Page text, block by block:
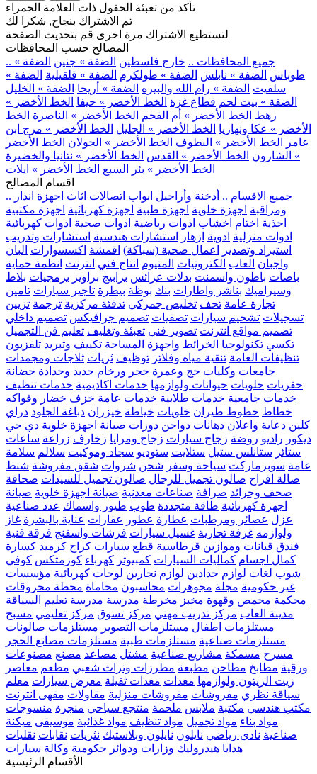
تأكد من تعبئة الحقول ذات العلامة الحمراء
تم الاشتراك بنجاح, شكرا لك
لتستطيع الاشتراك مرة اخرى قم بتحديث الصفحة
المصالح حسب المحافظات
.. جميع المحافظات .. خارج فلسطين الضفة » جنين الضفة »
طوباس الضفة » نابلس الضفة » طولكرم الضفة » قلقيلية الضفة »
سلفيت الضفة » رام الله والبيره الضفة » أريحا الضفة » الخليل
الضفة » بيت لحم قطاع غزة الخط الأخضر » حيفا الخط الأخضر »
رهط الخط الأخضر » أم الفحم الخط الأخضر » الناصرة الخط
الأخضر » عكا ونهاريا الخط الأخضر » الجليل الخط الأخضر » مرج ابن
عامر
الخط الأخضر » البطوف الخط الأخضر » الجولان الخط الأخضر
» الشارون الخط الأخضر » القدس الخط الأخضر » نتانيا والخضيرة
الخط الأخضر » بئر السبع الخط الأخضر » ايلات
اقسام المصالح
.. جميع الاقسام .. أدخنة وأراجيل ابواب اتصالات اثاث اجهزة انذار
ومراقبة اجهزة خلوية اجهزة طبية اجهزة كهربائية اجهزة مكتبية
احذية اختام اخشاب ادوات رياضية ادوات صحية ادوات كهربائية
ادوات منزلية ادوية ازهار استشارات هندسية استشارات وتدريب
استيراد وتصدير
اعمال صحية (سباكة) اقمشة اكسسوارات البان
واجبان العاب الكترونيات المنيوم انتاج فني انترنت انظمة حماية
باصات باطون واسمنت بدلات عرائس برابيج براويز برمجيات بلاط
وسيراميك بناشر واطارات بنك بوظة بيطرة تاجير سيارات تامين
تجارة عامة تحف تخليص جمركي تدفئة مركزية ترجمة تزيين
تسجيلات تشحيم سيارات تصفيات تصميم جرافيكس تصميم داخلي
تصميم مواقع انترنت تصوير فني تعبئة وتغليف تعليم فن التجميل
تكسي تكنولوجيا الخرائط واجهزة المساحة تكييف وتبريد تلفزيون
تنظيفات العامة تنقية مياه وفلاتر توظيف ثريات ثلاجات ومجمدات
جامعات وكليات حج وعمرة حجر ورخام حديد وحدادة حضانة
حفريات حلويات حيوانات ولوازمها خدمات اكاديمية خدمات تنظيف
خدمات جامعية خدمات طلابية خدمات عامة خزف خضار وفواكه
خطاط خطوط طيران خلويات خياطة خيزران دباغة الجلود دراي
كلين دعاية واعلان دهانات دواجن دورات صيانة اجهزة خلوية دي جي
ديكور راديو روضة زجاج سيارات زجاج ومرايا زخارف زراعة ساعات
ستائر ستانلس ستيل ستلايت ستوديو سجاد وموكيت سلالم سلامة
عامة سوبرماركت سياحة وسفر شحن شروات شقق مفروشة شنط
صالة افراح صالون تجميل للرجال صالون تجميل للسيدات صحافة
صحف وجرائد صرافة صناعات معدنية صيانة اجهزة خلوية صيانة
اجهزة كهربائية طاقة متجددة طوب طيور واسماك عدد صناعية
عزل عصائر ومرطبات عطارة عطور عقارات عناية بالبشرة غاز
ولوازمه غرفة تجارية غسيل سيارات فرشات واسفنج فرقة فنية
فندق قبانات وموازين قرطاسية قطع سيارات كراج كرميد كسارة
كمال اجسام كماليات السيارات كمبيوتر كهرباء كوزمتكس كوفي
شوب لغات لوازم حدادين لوازم نجارين لوحات كهربائية مؤسسات
غير حكومية مجلة مجوهرات محاسبون محاماة محطة محروقات
محكمة محمص وقهوة مخبز مخرطة مدرسة مدرسة تعليم السياقة
مدينة العاب مركز تدريب مهني مركز تسوق مركز تعليمي مسبح
مستلزمات اطفال مستلزمات التصوير مستلزمات صالونات
مستلزمات صناعية مستلزمات طبية مستلزمات مصانع الحجر
مسرح مسمكة مشاريع صناعية مشتل مصاعد مصنع مصنوعات
ورقية مطابخ مطاحن مطبعة مطرزات وتراث شعبي مطعم معاصر
زيت الزيتون ولوازمها معدات معدات ثقيلة معرض سيارات معلم
سياقة نظري مفروشات مفروشات منزلية مقاولات مقهى انترنت
مكتب هندسي مكتبة ملابس ملحمة منتجع سياحي منجرة منسوجات
مواد بناء مواد تجميل مواد تنظيف مواد غذائية موسيقى ميكنة
صناعية نادي رياضي نايلون نايلون وبلاستيك نثريات نقابات نقليات
هدايا هيدروليك وزارات ودوائر حكومية وكالة سيارات
الأقسام الرئيسية